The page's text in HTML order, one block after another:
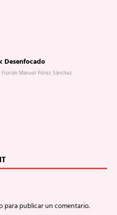
Desenfocado
Florián Manuel Pérez Sánchez
para publicar un comentario.